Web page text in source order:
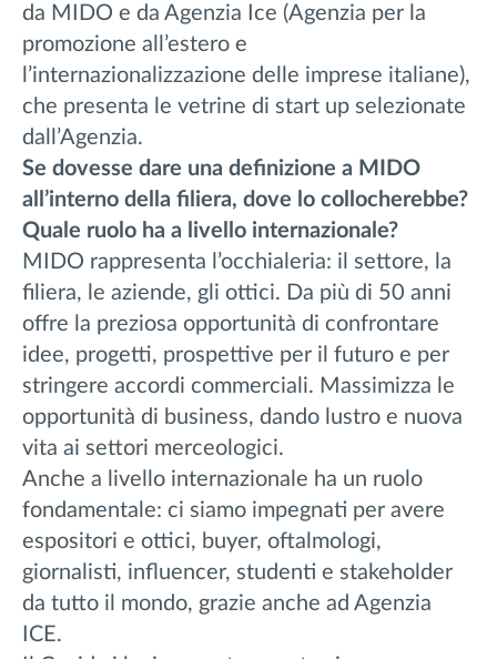
da MIDO e da Agenzia Ice (Agenzia per la
promozione all’estero e
l’internazionalizzazione delle imprese italiane),
che presenta le vetrine di start up selezionate
dall’Agenzia.
Se dovesse dare una definizione a MIDO
all’interno della filiera, dove lo collocherebbe?
Quale ruolo ha a livello internazionale?
MIDO rappresenta l’occhialeria: il settore, la
filiera, le aziende, gli ottici. Da più di 50 anni
offre la preziosa opportunità di confrontare
idee, progetti, prospettive per il futuro e per
stringere accordi commerciali. Massimizza le
opportunità di business, dando lustro e nuova
vita ai settori merceologici.
Anche a livello internazionale ha un ruolo
fondamentale: ci siamo impegnati per avere
espositori e ottici, buyer, oftalmologi,
giornalisti, influencer, studenti e stakeholder
da tutto il mondo, grazie anche ad Agenzia
ICE.